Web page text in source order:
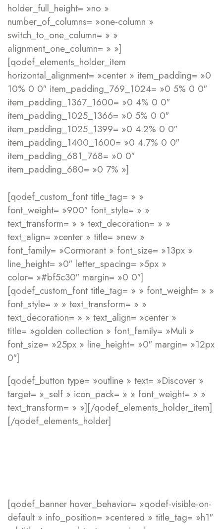
holder_full_height= »no »
number_of_columns= »one-column »
switch_to_one_column= » »
alignment_one_column= » »]
[qodef_elements_holder_item
horizontal_alignment= »center » item_padding= »0
10% 0 0″ item_padding_769_1024= »0 5% 0 0″
item_padding_1367_1600= »0 4% 0 0″
item_padding_1025_1366= »0 5% 0 0″
item_padding_1025_1399= »0 4.2% 0 0″
item_padding_1400_1600= »0 4.7% 0 0″
item_padding_681_768= »0 0″
item_padding_680= »0 7% »]
[qodef_custom_font title_tag= » »
font_weight= »900″ font_style= » »
text_transform= » » text_decoration= » »
text_align= »center » title= »new »
font_family= »Cormorant » font_size= »13px »
line_height= »0″ letter_spacing= »5px »
color= »#bf5c30″ margin= »0 0″]
[qodef_custom_font title_tag= » » font_weight= » »
font_style= » » text_transform= » »
text_decoration= » » text_align= »center »
title= »golden collection » font_family= »Muli »
font_size= »25px » line_height= »0″ margin= »12px
0″]
[qodef_button type= »outline » text= »Discover »
target= »_self » icon_pack= » » font_weight= » »
text_transform= » »][/qodef_elements_holder_item]
[/qodef_elements_holder]
[qodef_banner hover_behavior= »qodef-visible-on-
default » info_position= »centered » title_tag= »h1″